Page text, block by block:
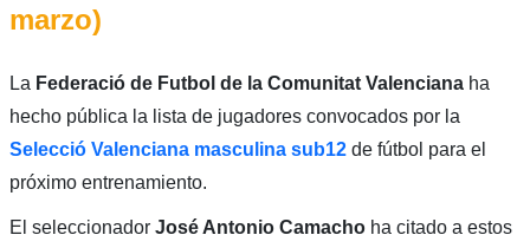
marzo)
La Federació de Futbol de la Comunitat Valencianaha
hecho pública la lista de jugadores convocados por la
Selecció Valenciana masculina sub12 de fútbol para el
próximo entrenamiento.
El seleccionador José Antonio Camachoha citado a estos